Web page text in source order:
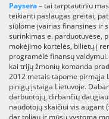
Paysera– tai tarptautiniu
teikianti paslaugas greitai,
siūlome įvairias finansines ir
surinkimas e. parduotuvėse,
mokėjimo kortelės, bilietų į
programėlė finansų
kai trijų žmonių komanda
2012 metais tapome pirmąja
pinigų įstaiga Lietuvoje.
darbuotojų, dirbančių
naudotojų skaičiui vis augant